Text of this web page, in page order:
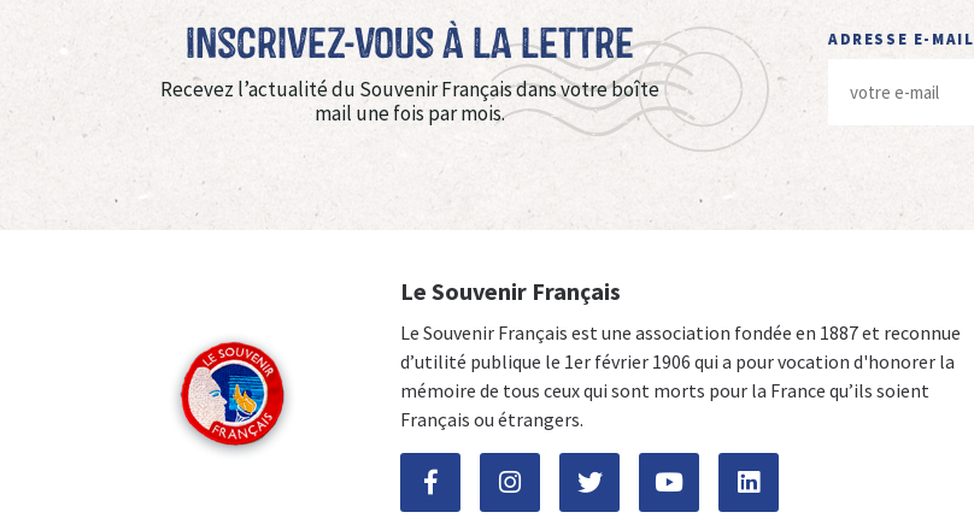
Inscrivez-vous à La Lettre
Recevez l’actualité du Souvenir Français dans votre boîte
mail une fois par mois.
ADRESSE E-MAIL
Le Souvenir Français
Le Souvenir Français est une association fondée en 1887 et reconnue
d’utilité publique le 1er février 1906 qui a pour vocation d'honorer la
mémoire de tous ceux qui sont morts pour la France qu’ils soient
Français ou étrangers.